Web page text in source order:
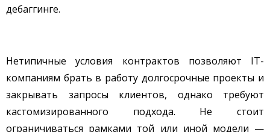
дебаггинге.
Нетипичные условия контрактов позволяют IT-
компаниям брать в работу долгосрочные проекты и
закрывать запросы клиентов, однако требуют
кастомизированного подхода. Не стоит
ограничиваться рамками той или иной модели —